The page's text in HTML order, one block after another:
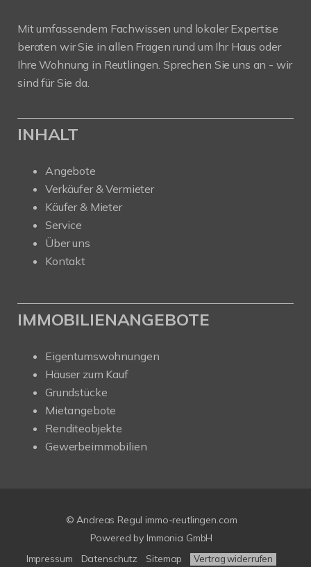
Mit umfassendem Fachwissen und lokaler Expertise
beraten wir Sie in allen Fragen rund um Ihr Haus oder
Ihre Wohnung in Reutlingen. Sprechen Sie uns an - wir
sind für Sie da.
INHALT
Angebote
Verkäufer & Vermieter
Käufer & Mieter
Service
Über uns
Kontakt
IMMOBILIENANGEBOTE
Eigentumswohnungen
Häuser zum Kauf
Grundstücke
Mietangebote
Renditeobjekte
Gewerbeimmobilien
© Andreas Regul immo-reutlingen.com
Powered by Immonia GmbH
Impressum
Datenschutz Sitemap Vertrag widerrufen